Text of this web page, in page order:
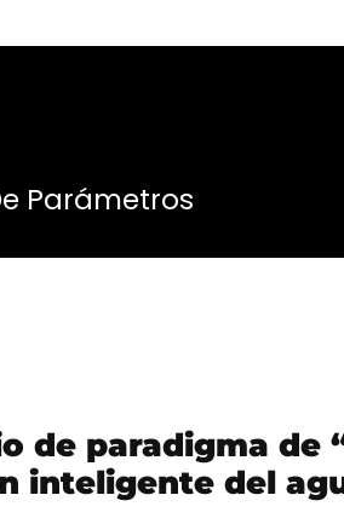
Parámetros
de paradigma de
inteligente del